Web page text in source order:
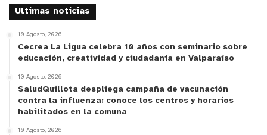
Ultimas noticias
10 Agosto, 2026
Cecrea La Ligua celebra 10 años con seminario sobre
educación, creatividad y ciudadanía en Valparaíso
10 Agosto, 2026
SaludQuillota despliega campaña de vacunación
contra la influenza: conoce los centros y horarios
habilitados en la comuna
10 Agosto, 2026